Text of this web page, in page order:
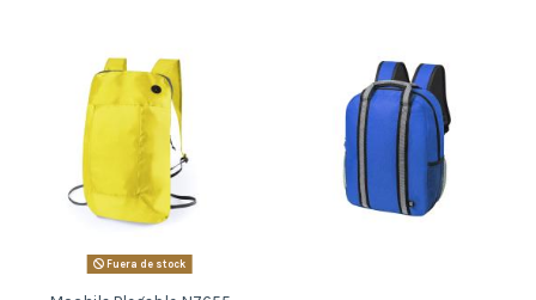
Fuera de stock